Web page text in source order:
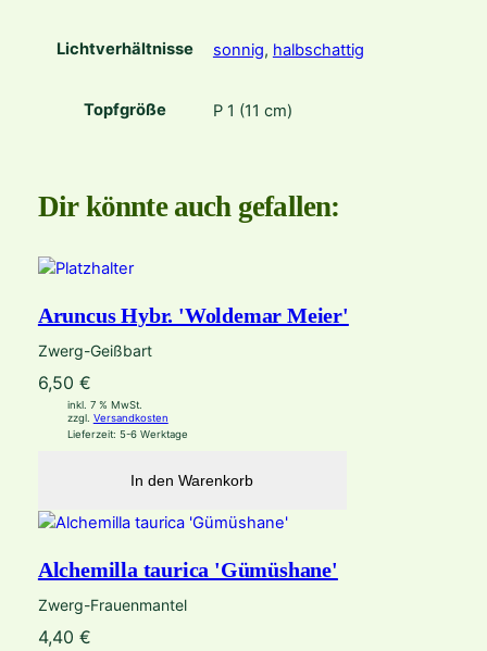
Lichtverhältnisse sonnig, halbschattig
Topfgröße P 1 (11 cm)
Dir könnte auch gefallen:
Aruncus Hybr. 'Woldemar Meier'
Zwerg-Geißbart
6,50 €
inkl. 7 % MwSt.
zzgl. Versandkosten
Lieferzeit: 5-6 Werktage
In den Warenkorb
Alchemilla taurica 'Gümüshane'
Zwerg-Frauenmantel
4,40 €